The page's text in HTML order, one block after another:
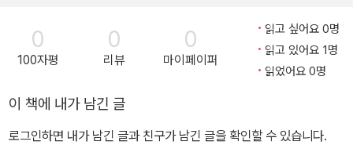
0
100자평
0
리뷰
0
마이페이퍼
읽고 싶어요 0명
읽고 있어요 1명
읽었어요 0명
이 책에 내가 남긴 글
로그인하면 내가 남긴 글과 친구가 남긴 글을 확인할 수 있습니다.